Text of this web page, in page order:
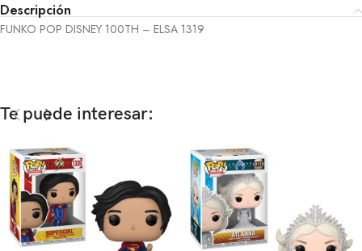
Descripción
FUNKO POP DISNEY 100TH – ELSA 1319
Te puede interesar: